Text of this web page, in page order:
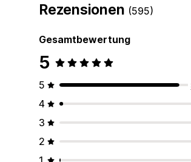
Rezensionen (595)
Gesamtbewertung
5
5
4
3
2